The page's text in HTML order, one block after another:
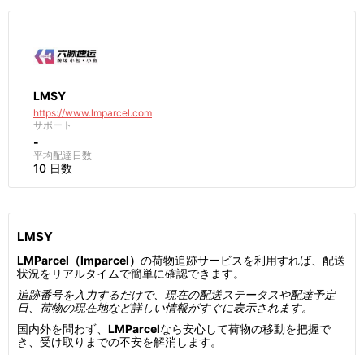
LMSY
https://www.lmparcel.com
サポート
-
平均配達日数
10 日数
LMSY
LMParcel（lmparcel） の荷物追跡サービスを利用すれば、配送
状況をリアルタイムで簡単に確認できます。
追跡番号を入力するだけで、現在の配送ステータスや配達予定
日、荷物の現在地など詳しい情報がすぐに表示されます。
国内外を問わず、 LMParcelなら安心して荷物の移動を把握で
き、受け取りまでの不安を解消します。